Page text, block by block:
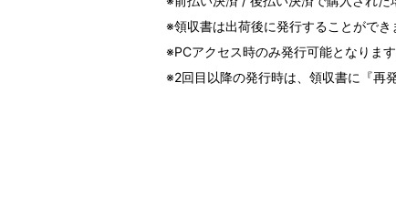
※領収書は出荷後に発行することができ
※PCアクセス時のみ発行可能となります
※2回目以降の発行時は、領収書に『再